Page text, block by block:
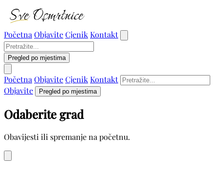
Početna ObjaviteCjenik Kontakt
Pregled po mjestima
Početna ObjaviteCjenik Kontakt
Objavite
Pregled po mjestima
Odaberite grad
Obavijesti ili spremanje na početnu.